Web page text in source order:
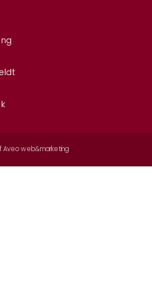
Aveo web&marketing